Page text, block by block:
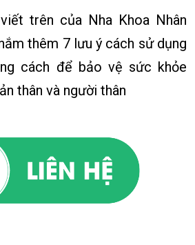
trên của Nha Khoa Nhân
thêm 7 lưu ý cách sử dụng
cách để bảo vệ sức khỏe
thân và người thân